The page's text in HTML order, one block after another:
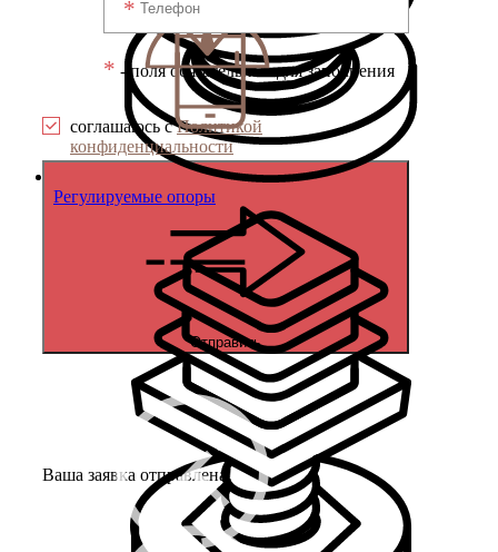
Регулируемые опоры
* - поля обязательные для заполнения
соглашаюсь сПолитикой
конфиденциальности
Отправить
Ваша заявка отправлена!